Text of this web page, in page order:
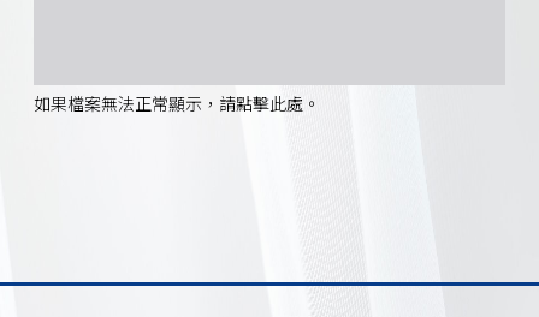
如果檔案無法正常顯示，請點擊此處。